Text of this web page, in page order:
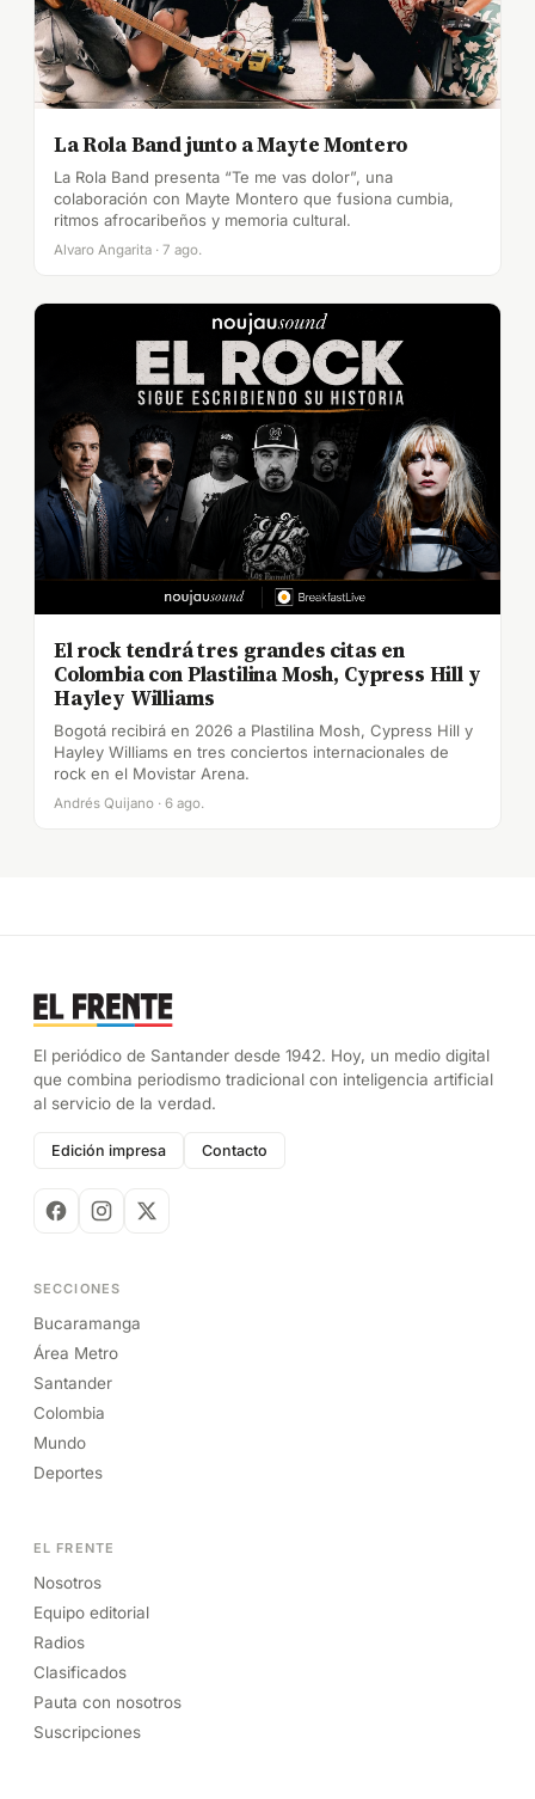
La Rola Band junto a Mayte Montero
La Rola Band presenta “Te me vas dolor”, una
colaboración con Mayte Montero que fusiona cumbia,
ritmos afrocaribeños y memoria cultural.
Alvaro Angarita · 7 ago.
El rock tendrá tres grandes citas en
Colombia con Plastilina Mosh, Cypress Hill y
Hayley Williams
Bogotá recibirá en 2026 a Plastilina Mosh, Cypress Hill y
Hayley Williams en tres conciertos internacionales de
rock en el Movistar Arena.
Andrés Quijano · 6 ago.
El periódico de Santander desde 1942. Hoy, un medio digital
que combina periodismo tradicional con inteligencia artificial
al servicio de la verdad.
Edición impresa Contacto
SECCIONES
Bucaramanga
Área Metro
Santander
Colombia
Mundo
Deportes
EL FRENTE
Nosotros
Equipo editorial
Radios
Clasificados
Pauta con nosotros
Suscripciones